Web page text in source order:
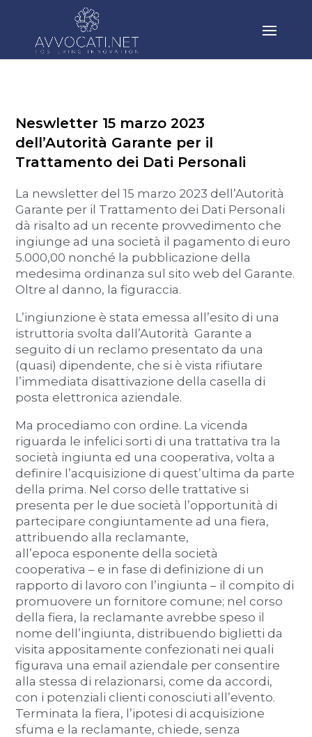
Neswletter 15 marzo 2023
dell’Autorità Garante per il
Trattamento dei Dati Personali
La newsletter del 15 marzo 2023 dell’Autorità
Garante per il Trattamento dei Dati Personali
dà risalto ad un recente provvedimento che
ingiunge ad una società il pagamento di euro
5.000,00 nonché la pubblicazione della
medesima ordinanza sul sito web del Garante.
Oltre al danno, la figuraccia.
L’ingiunzione è stata emessa all’esito di una
istruttoria svolta dall’Autorità Garante a
seguito di un reclamo presentato da una
(quasi) dipendente, che si è vista rifiutare
l’immediata disattivazione della casella di
posta elettronica aziendale.
Ma procediamo con ordine. La vicenda
riguarda le infelici sorti di una trattativa tra la
società ingiunta ed una cooperativa, volta a
definire l’acquisizione di quest’ultima da parte
della prima. Nel corso delle trattative si
presenta per le due società l’opportunità di
partecipare congiuntamente ad una fiera,
attribuendo alla reclamante,
all’epoca esponente della società
cooperativa – e in fase di definizione di un
rapporto di lavoro con l’ingiunta – il compito di
promuovere un fornitore comune; nel corso
della fiera, la reclamante avrebbe speso il
nome dell’ingiunta, distribuendo biglietti da
visita appositamente confezionati nei quali
figurava una email aziendale per consentire
alla stessa di relazionarsi, come da accordi,
con i potenziali clienti conosciuti all’evento.
Terminata la fiera, l’ipotesi di acquisizione
sfuma e la reclamante, chiede, senza